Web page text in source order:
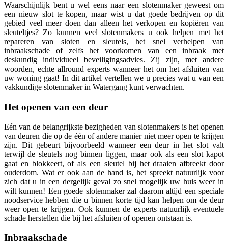
Waarschijnlijk bent u wel eens naar een slotenmaker geweest om
een nieuw slot te kopen, maar wist u dat goede bedrijven op dit
gebied veel meer doen dan alleen het verkopen en kopiëren van
sleuteltjes? Zo kunnen veel slotenmakers u ook helpen met het
repareren van sloten en sleutels, het snel verhelpen van
inbraakschade of zelfs het voorkomen van een inbraak met
deskundig individueel beveiligingsadvies. Zij zijn, met andere
woorden, echte allround experts wanneer het om het afsluiten van
uw woning gaat! In dit artikel vertellen we u precies wat u van een
vakkundige slotenmaker in Watergang kunt verwachten.
Het openen van een deur
Eén van de belangrijkste bezigheden van slotenmakers is het openen
van deuren die op de één of andere manier niet meer open te krijgen
zijn. Dit gebeurt bijvoorbeeld wanneer een deur in het slot valt
terwijl de sleutels nog binnen liggen, maar ook als een slot kapot
gaat en blokkeert, of als een sleutel bij het draaien afbreekt door
ouderdom. Wat er ook aan de hand is, het spreekt natuurlijk voor
zich dat u in een dergelijk geval zo snel mogelijk uw huis weer in
wilt kunnen! Een goede slotenmaker zal daarom altijd een speciale
noodservice hebben die u binnen korte tijd kan helpen om de deur
weer open te krijgen. Ook kunnen de experts natuurlijk eventuele
schade herstellen die bij het afsluiten of openen ontstaan is.
Inbraakschade